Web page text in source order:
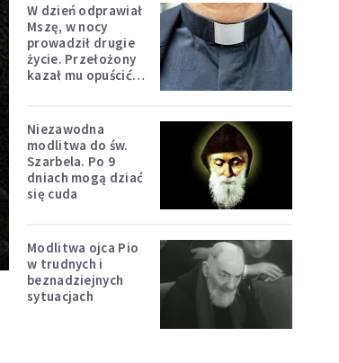
W dzień odprawiał
Mszę, w nocy
prowadził drugie
życie. Przełożony
kazał mu opuścić
Niezawodna
modlitwa do św.
Szarbela. Po 9
dniach mogą dziać
się cuda
Modlitwa ojca Pio
w trudnych i
beznadziejnych
sytuacjach